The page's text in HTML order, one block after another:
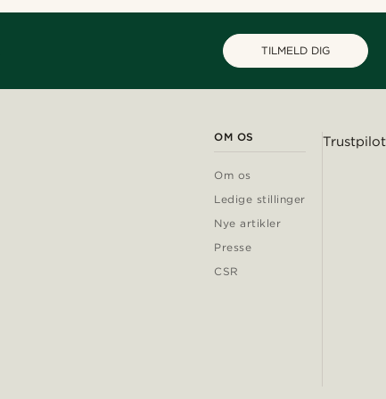
TILMELD DIG
OM OS
Om os
Ledige stillinger
Nye artikler
Presse
CSR
Trustpilot